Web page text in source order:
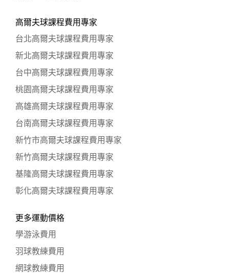
高爾夫球課程費用專家
台北高爾夫球課程費用專家
新北高爾夫球課程費用專家
台中高爾夫球課程費用專家
桃園高爾夫球課程費用專家
高雄高爾夫球課程費用專家
台南高爾夫球課程費用專家
新竹市高爾夫球課程費用專家
新竹高爾夫球課程費用專家
基隆高爾夫球課程費用專家
彰化高爾夫球課程費用專家
更多運動價格
學游泳費用
羽球教練費用
網球教練費用